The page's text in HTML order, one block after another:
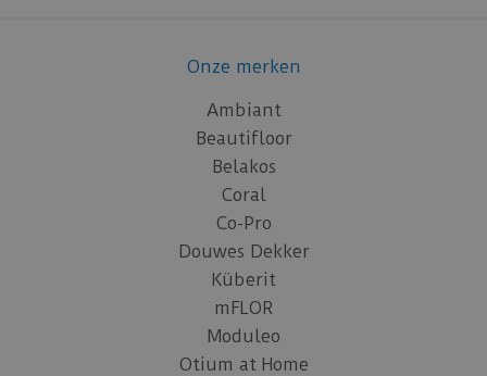
Onze merken
Ambiant
Beautifloor
Belakos
Coral
Co-Pro
Douwes Dekker
Küberit
mFLOR
Moduleo
Otium at Home